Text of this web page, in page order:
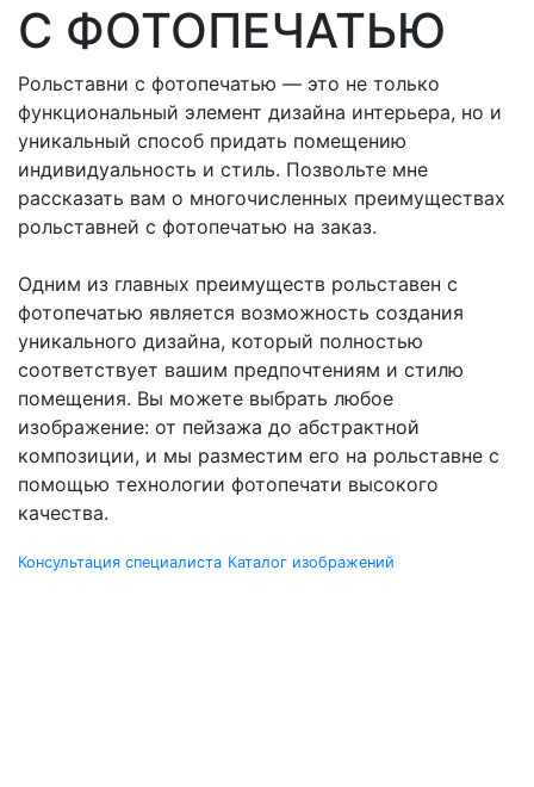
С ФОТОПЕЧАТЬЮ
Рольставни с фотопечатью — это не только
функциональный элемент дизайна интерьера, но и
уникальный способ придать помещению
индивидуальность и стиль. Позвольте мне
рассказать вам о многочисленных преимуществах
рольставней с фотопечатью на заказ.
Одним из главных преимуществ рольставен с
фотопечатью является возможность создания
уникального дизайна, который полностью
соответствует вашим предпочтениям и стилю
помещения. Вы можете выбрать любое
изображение: от пейзажа до абстрактной
композиции, и мы разместим его на рольставне с
помощью технологии фотопечати высокого
качества.
Консультация специалиста Каталог изображений